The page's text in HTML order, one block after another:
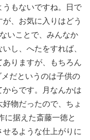
もないですね。日で
、お気に入りはどう
いことで、みんなか
し、へたをすれば、
ありますが、もちろん
だというのは子供の
らです。月なんかは
物だったので、ちょ
に据えた斎藤一徳と
るような仕上がりに